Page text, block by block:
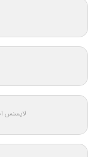
لایسنس اصلی آفیس